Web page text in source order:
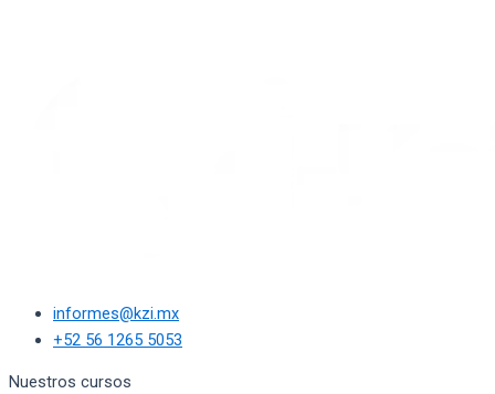
informes@kzi.mx
+52 56 1265 5053
Nuestros cursos